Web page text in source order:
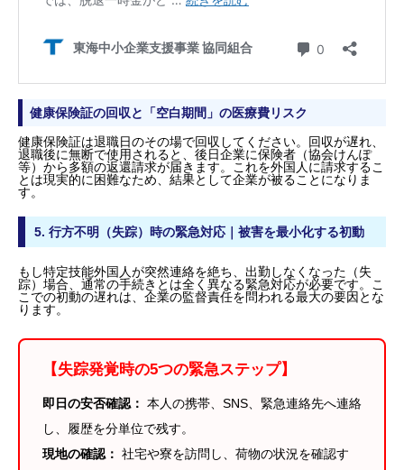
健康保険証の回収と「空白期間」の医療費リスク
健康保険証は退職日のその場で回収してください。回収が遅れ、
退職後に無断で使用されると、後日企業に保険者（協会けんぽ
等）から多額の返還請求が届きます。これを外国人に請求するこ
とは現実的に困難なため、結果として企業が被ることになりま
す。
5. 行方不明（失踪）時の緊急対応｜被害を最小化する初動
もし特定技能外国人が突然連絡を絶ち、出勤しなくなった（失
踪）場合、通常の手続きとは全く異なる緊急対応が必要です。こ
こでの初動の遅れは、企業の監督責任を問われる最大の要因とな
ります。
【失踪発覚時の5つの緊急ステップ】
即日の安否確認： 本人の携帯、SNS、緊急連絡先へ連絡
し、履歴を分単位で残す。
現地の確認： 社宅や寮を訪問し、荷物の状況を確認す
自治体への通知（地域共生・住民登録のクローズ
よる届出書）
オンライン申請「電子届出システム」の実務フロ
3. 退職理由別の法的リスクと「引き止め」に関す
格な制限
契約期間の満了：企業の帰国費用負担義務
会社都合（解雇）：企業全体へのペナルティ波及
住民税の「一括徴収」と納税管理人の選任
厚生年金「脱退一時金」の申請サポート
5. 行方不明（失踪）時の緊急対応｜被害を最小化
初動
6. 特定技能外国人の退職時チェックリスト
携）による実務変革
ハローワークと入管の「名寄せ」の自動化
外国人コミュニティへのSNS波及リスク